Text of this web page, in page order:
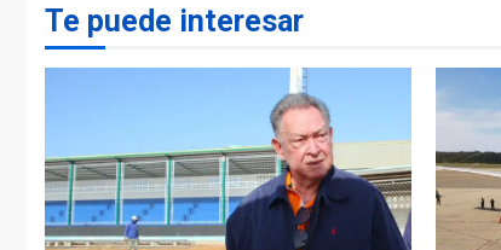
Te puede interesar